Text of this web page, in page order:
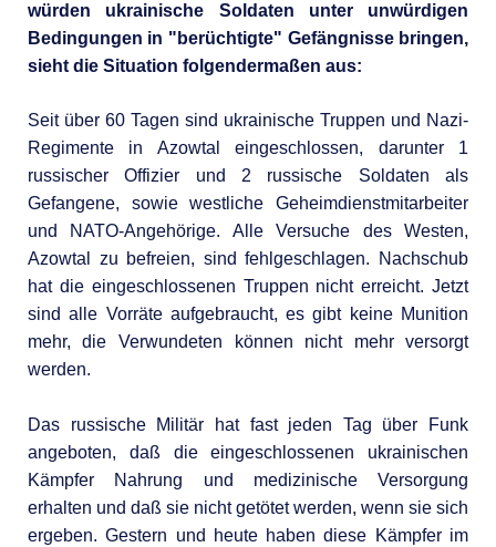
würden ukrainische Soldaten unter unwürdigen
Bedingungen in "berüchtigte" Gefängnisse bringen,
sieht die Situation folgendermaßen aus:
Seit über 60 Tagen sind ukrainische Truppen und Nazi-
Regimente in Azowtal eingeschlossen, darunter 1
russischer Offizier und 2 russische Soldaten als
Gefangene, sowie westliche Geheimdienstmitarbeiter
und NATO-Angehörige. Alle Versuche des Westen,
Azowtal zu befreien, sind fehlgeschlagen. Nachschub
hat die eingeschlossenen Truppen nicht erreicht. Jetzt
sind alle Vorräte aufgebraucht, es gibt keine Munition
mehr, die Verwundeten können nicht mehr versorgt
werden.
Das russische Militär hat fast jeden Tag über Funk
angeboten, daß die eingeschlossenen ukrainischen
Kämpfer Nahrung und medizinische Versorgung
erhalten und daß sie nicht getötet werden, wenn sie sich
ergeben. Gestern und heute haben diese Kämpfer im